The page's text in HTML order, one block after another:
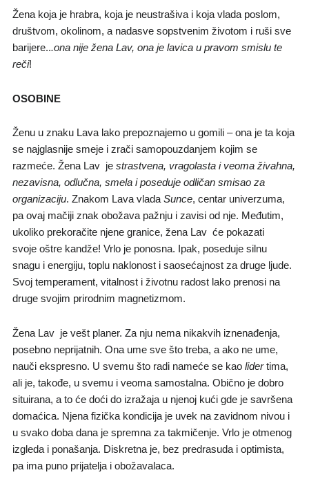
Žena koja je hrabra, koja je neustrašiva i koja vlada poslom,
društvom, okolinom, a nadasve sopstvenim životom i ruši sve
barijere...ona nije žena Lav, ona je lavica u pravom smislu te
reči!
OSOBINE
Ženu u znaku Lava lako prepoznajemo u gomili – ona je ta koja
se najglasnije smeje i zrači samopouzdanjem kojim se
razmeće. Žena Lav je strastvena, vragolasta i veoma živahna,
nezavisna, odlučna, smela i poseduje odličan smisao za
organizaciju. Znakom Lava vladaSunce, centar univerzuma,
pa ovaj mačiji znak obožava pažnju i zavisi od nje. Međutim,
ukoliko prekoračite njene granice, žena Lav će pokazati
svoje oštre kandže! Vrlo je ponosna. Ipak, poseduje silnu
snagu i energiju, toplu naklonost i saosećajnost za druge ljude.
Svoj temperament, vitalnost i životnu radost lako prenosi na
druge svojim prirodnim magnetizmom.
Žena Lav je vešt planer. Za nju nema nikakvih iznenađenja,
posebno neprijatnih. Ona ume sve što treba, a ako ne ume,
nauči ekspresno. U svemu što radi nameće se kao lidertima,
ali je, takođe, u svemu i veoma samostalna. Obično je dobro
situirana, a to će doći do izražaja u njenoj kući gde je savršena
domaćica. Njena fizička kondicija je uvek na zavidnom nivou i
u svako doba dana je spremna za takmičenje. Vrlo je otmenog
izgleda i ponašanja. Diskretna je, bez predrasuda i optimista,
pa ima puno prijatelja i obožavalaca.